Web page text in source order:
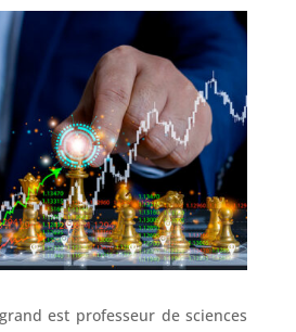
est professeur de sciences